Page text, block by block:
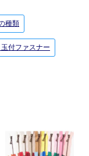
種類
付ファスナー